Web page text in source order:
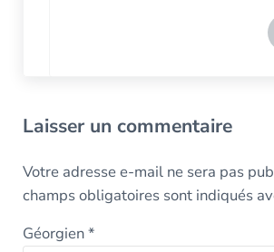
Laisser un commentaire
Votre adresse e-mail ne sera pas
champs obligatoires sont indiqués
Géorgien*